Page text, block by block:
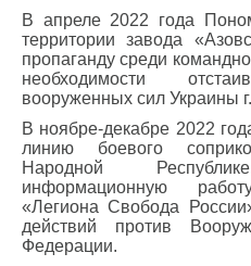
В апреле 2022 года
территории завода
пропаганду среди
необходимости
вооруженных сил Украины
В ноябре-декабре 2022
линию боевого
Народной
информационную
«Легиона Свобода
действий против
Федерации.